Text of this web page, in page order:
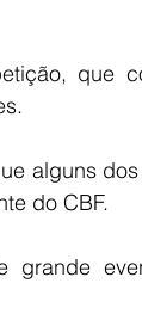
que
alguns
do CBF.
grande